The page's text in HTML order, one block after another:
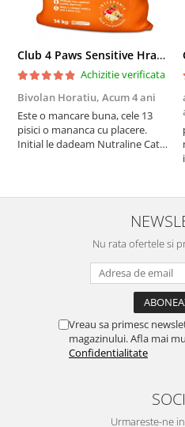
Club 4 Paws Sensitive Hrana uscata pisici adulte, 14kg
Achizitie verificata
Bivolan Horatiu, Acum 4 ani
Este o mancare buna, cele 13
pisici o mananca cu placere.
Initial le dadeam Nutraline Cat
nu o mananca cu placere. Eu
sunt multumit si voi continua cu
Nu rata ofertele si
Vreau sa primesc
magazinului. Afla mai
Confidentialitate
Urmareste-ne